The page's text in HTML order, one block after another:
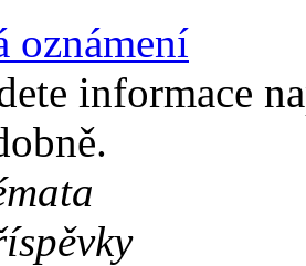
oznámení
informace